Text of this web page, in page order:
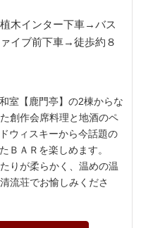
木インター下車→バス
イブ前下車→徒歩約８
室【鹿門亭】の2棟からな
創作会席料理と地酒のペ
ウィスキーから今話題の
ＢＡＲを楽しめます。
りが柔らかく、温めの温
流荘でお愉しみくださ